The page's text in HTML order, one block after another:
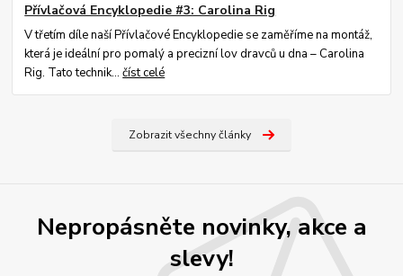
Přívlačová Encyklopedie #3: Carolina Rig
V třetím díle naší Přívlačové Encyklopedie se zaměříme na montáž,
která je ideální pro pomalý a precizní lov dravců u dna – Carolina
Rig. Tato technik...číst celé
Zobrazit všechny články
Nepropásněte novinky, akce a
slevy!